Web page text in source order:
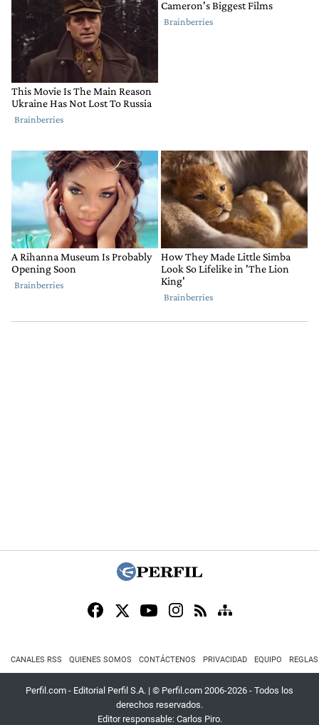
CANALES RSS QUIENES SOMOS CONTÁCTENOS PRIVACIDAD EQUIPO
Perfil.com - Editorial Perfil S.A. | © Perfil.com 2006-2026 - Todos los
derechos reservados.
Editor responsable: Carlos Piro.